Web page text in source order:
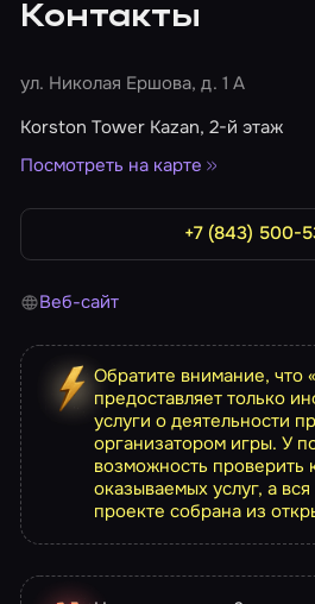
Контакты
ул. Николая Ершова, д. 1 А
Korston Tower Kazan, 2-й этаж
Посмотреть на карте
+7 (843) 500-
Веб-сайт
Обратите внимание, что
предоставляет только
услуги о деятельности
организатором игры. У
возможность проверить
оказываемых услуг, а
проекте собрана из